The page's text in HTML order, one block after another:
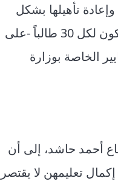
تأهيلها بشكل
مستمر، مشيرا إلى وجوب أن يكون لكل 30 طالباً -على
الخاصة بوزارة
أحمد حاشد، إلى أن
تعليمهن لا يقتصر